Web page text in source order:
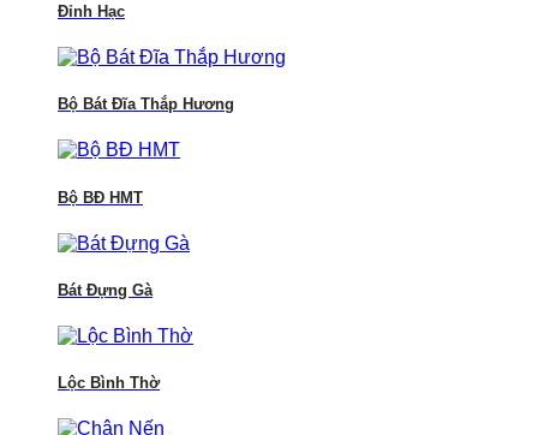
Đỉnh Hạc
Bộ Bát Đĩa Thắp Hương
Bộ BĐ HMT
Bát Đựng Gà
Lộc Bình Thờ